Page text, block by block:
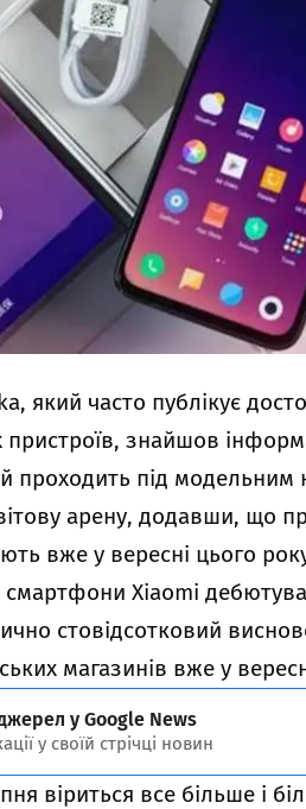
який часто публікує
пристроїв, знайшов
проходить під модельним
арену, додавши, що
вже у вересні цього
Xiaomi
стовідсотковий
магазинів вже у
у Google News
у своїй стрічці новин
віриться все більше і